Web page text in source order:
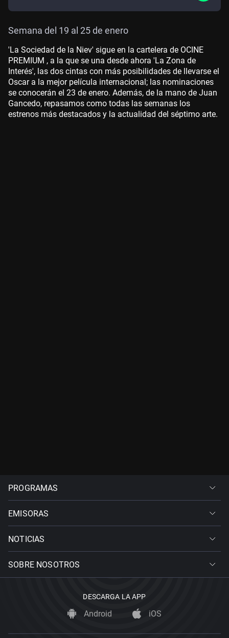
Semana del 19 al 25 de enero
'La Sociedad de la Niev' sigue en la cartelera de OCINE
PREMIUM , a la que se una desde ahora 'La Zona de
Interés', las dos cintas con más posibilidades de llevarse el
Oscar a la mejor película internacional; las nominaciones
se conocerán el 23 de enero. Además, de la mano de Juan
Gancedo, repasamos como todas las semanas los
estrenos más destacados y la actualidad del séptimo arte.
PROGRAMAS
EMISORAS
NOTICIAS
SOBRE NOSOTROS
DESCARGA LA APP
Android iOS